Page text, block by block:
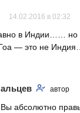
14.02.2016 в 02:32
в Индии…… но
— это не
автор
абсолютно